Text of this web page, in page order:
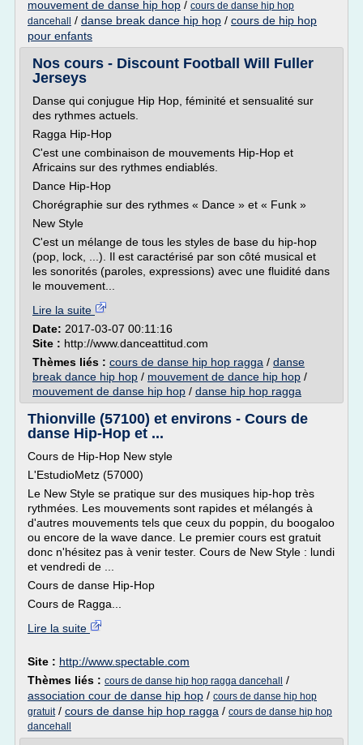
mouvement de danse hip hop / cours de danse hip hop
dancehall
/ danse break dance hip hop / cours de hip hop
pour enfants
Nos cours - Discount Football Will Fuller
Jerseys
Danse qui conjugue Hip Hop, féminité et sensualité sur
des rythmes actuels.
Ragga Hip-Hop
C'est une combinaison de mouvements Hip-Hop et
Africains sur des rythmes endiablés.
Dance Hip-Hop
Chorégraphie sur des rythmes « Dance » et « Funk »
New Style
C'est un mélange de tous les styles de base du hip-hop
(pop, lock, ...). Il est caractérisé par son côté musical et
les sonorités (paroles, expressions) avec une fluidité dans
le mouvement...
Lire la suite
Date: 2017-03-07 00:11:16
Site : http://www.danceattitud.com
Thèmes liés : cours de danse hip hop ragga / danse
break dance hip hop / mouvement de dance hip hop /
mouvement de danse hip hop / danse hip hop ragga
Thionville (57100) et environs - Cours de
danse Hip-Hop et ...
Cours de Hip-Hop New style
L'EstudioMetz (57000)
Le New Style se pratique sur des musiques hip-hop très
rythmées. Les mouvements sont rapides et mélangés à
d'autres mouvements tels que ceux du poppin, du boogaloo
ou encore de la wave dance. Le premier cours est gratuit
donc n'hésitez pas à venir tester. Cours de New Style : lundi
et vendredi de ...
Cours de danse Hip-Hop
Cours de Ragga...
Lire la suite
Site : http://www.spectable.com
Thèmes liés : cours de danse hip hop ragga dancehall
/
association cour de danse hip hop / cours de danse hip hop
gratuit/ cours de danse hip hop ragga / cours de danse hip hop
dancehall